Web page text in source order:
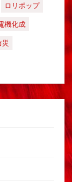
ロリポップ
機化成